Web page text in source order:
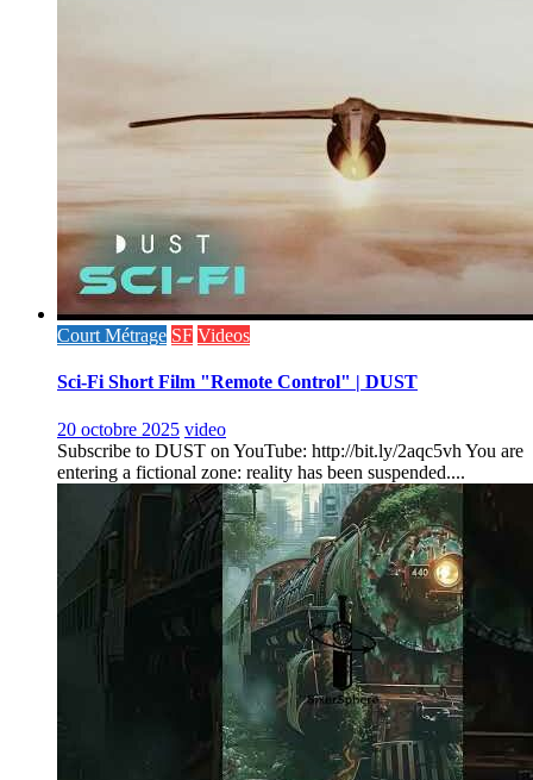
Court Métrage SF Videos
Sci-Fi Short Film "Remote Control" | DUST
20 octobre 2025 video
Subscribe to DUST on YouTube: http://bit.ly/2aqc5vh You are
entering a fictional zone: reality has been suspended....